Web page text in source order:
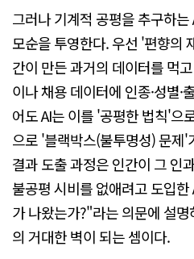
그러나 기계적 공평을 추구하
모순을 투영한다. 우선 '편향의
간이 만든 과거의 데이터를 먹
이나 채용 데이터에 인종·성별·
어도 AI는 이를 '공평한 법칙'으
으로 '블랙박스(불투명성) 문제'
결과 도출 과정은 인간이 그 인
불공평 시비를 없애려고 도입
가 나왔는가?"라는 의문에 설
의 거대한 벽이 되는 셈이다.